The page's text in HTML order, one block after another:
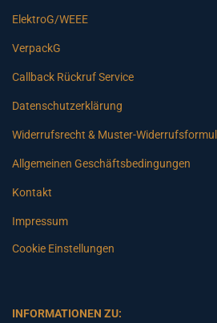
ElektroG/WEEE
VerpackG
Callback Rückruf Service
Datenschutzerklärung
Widerrufsrecht & Muster-
Allgemeinen Geschäftsbedingungen
Kontakt
Impressum
Cookie Einstellungen
INFORMATIONEN ZU: